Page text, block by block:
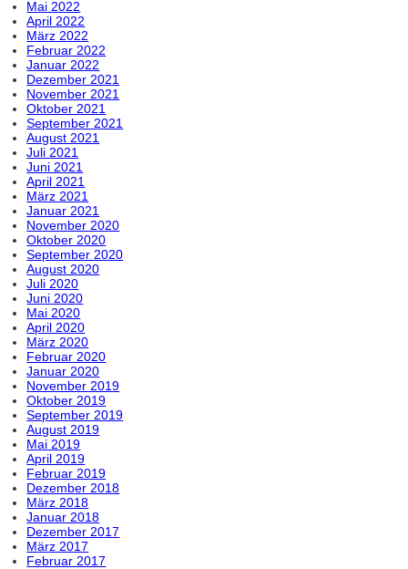
Mai 2022
April 2022
März 2022
Februar 2022
Januar 2022
Dezember 2021
November 2021
Oktober 2021
September 2021
August 2021
Juli 2021
Juni 2021
April 2021
März 2021
Januar 2021
November 2020
Oktober 2020
September 2020
August 2020
Juli 2020
Juni 2020
Mai 2020
April 2020
März 2020
Februar 2020
Januar 2020
November 2019
Oktober 2019
September 2019
August 2019
Mai 2019
April 2019
Februar 2019
Dezember 2018
März 2018
Januar 2018
Dezember 2017
März 2017
Februar 2017